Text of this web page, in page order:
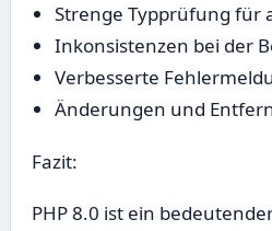
Strenge Typprüfung für
Inkonsistenzen bei der
Verbesserte
Änderungen und
Fazit:
PHP 8.0 ist ein